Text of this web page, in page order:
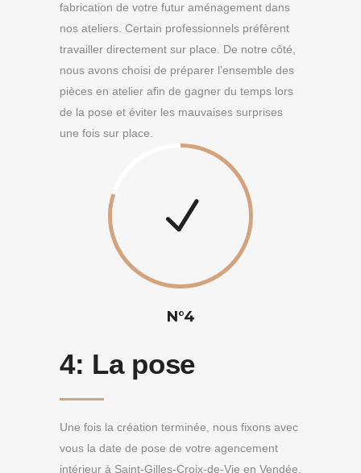
fabrication de votre futur aménagement dans
nos ateliers. Certain professionnels préfèrent
travailler directement sur place. De notre côté,
nous avons choisi de préparer l’ensemble des
pièces en atelier afin de gagner du temps lors
de la pose et éviter les mauvaises surprises
une fois sur place.
N°4
4: La pose
Une fois la création terminée, nous fixons avec
vous la date de pose de votre agencement
intérieur à Saint-Gilles-Croix-de-Vie en Vendée.